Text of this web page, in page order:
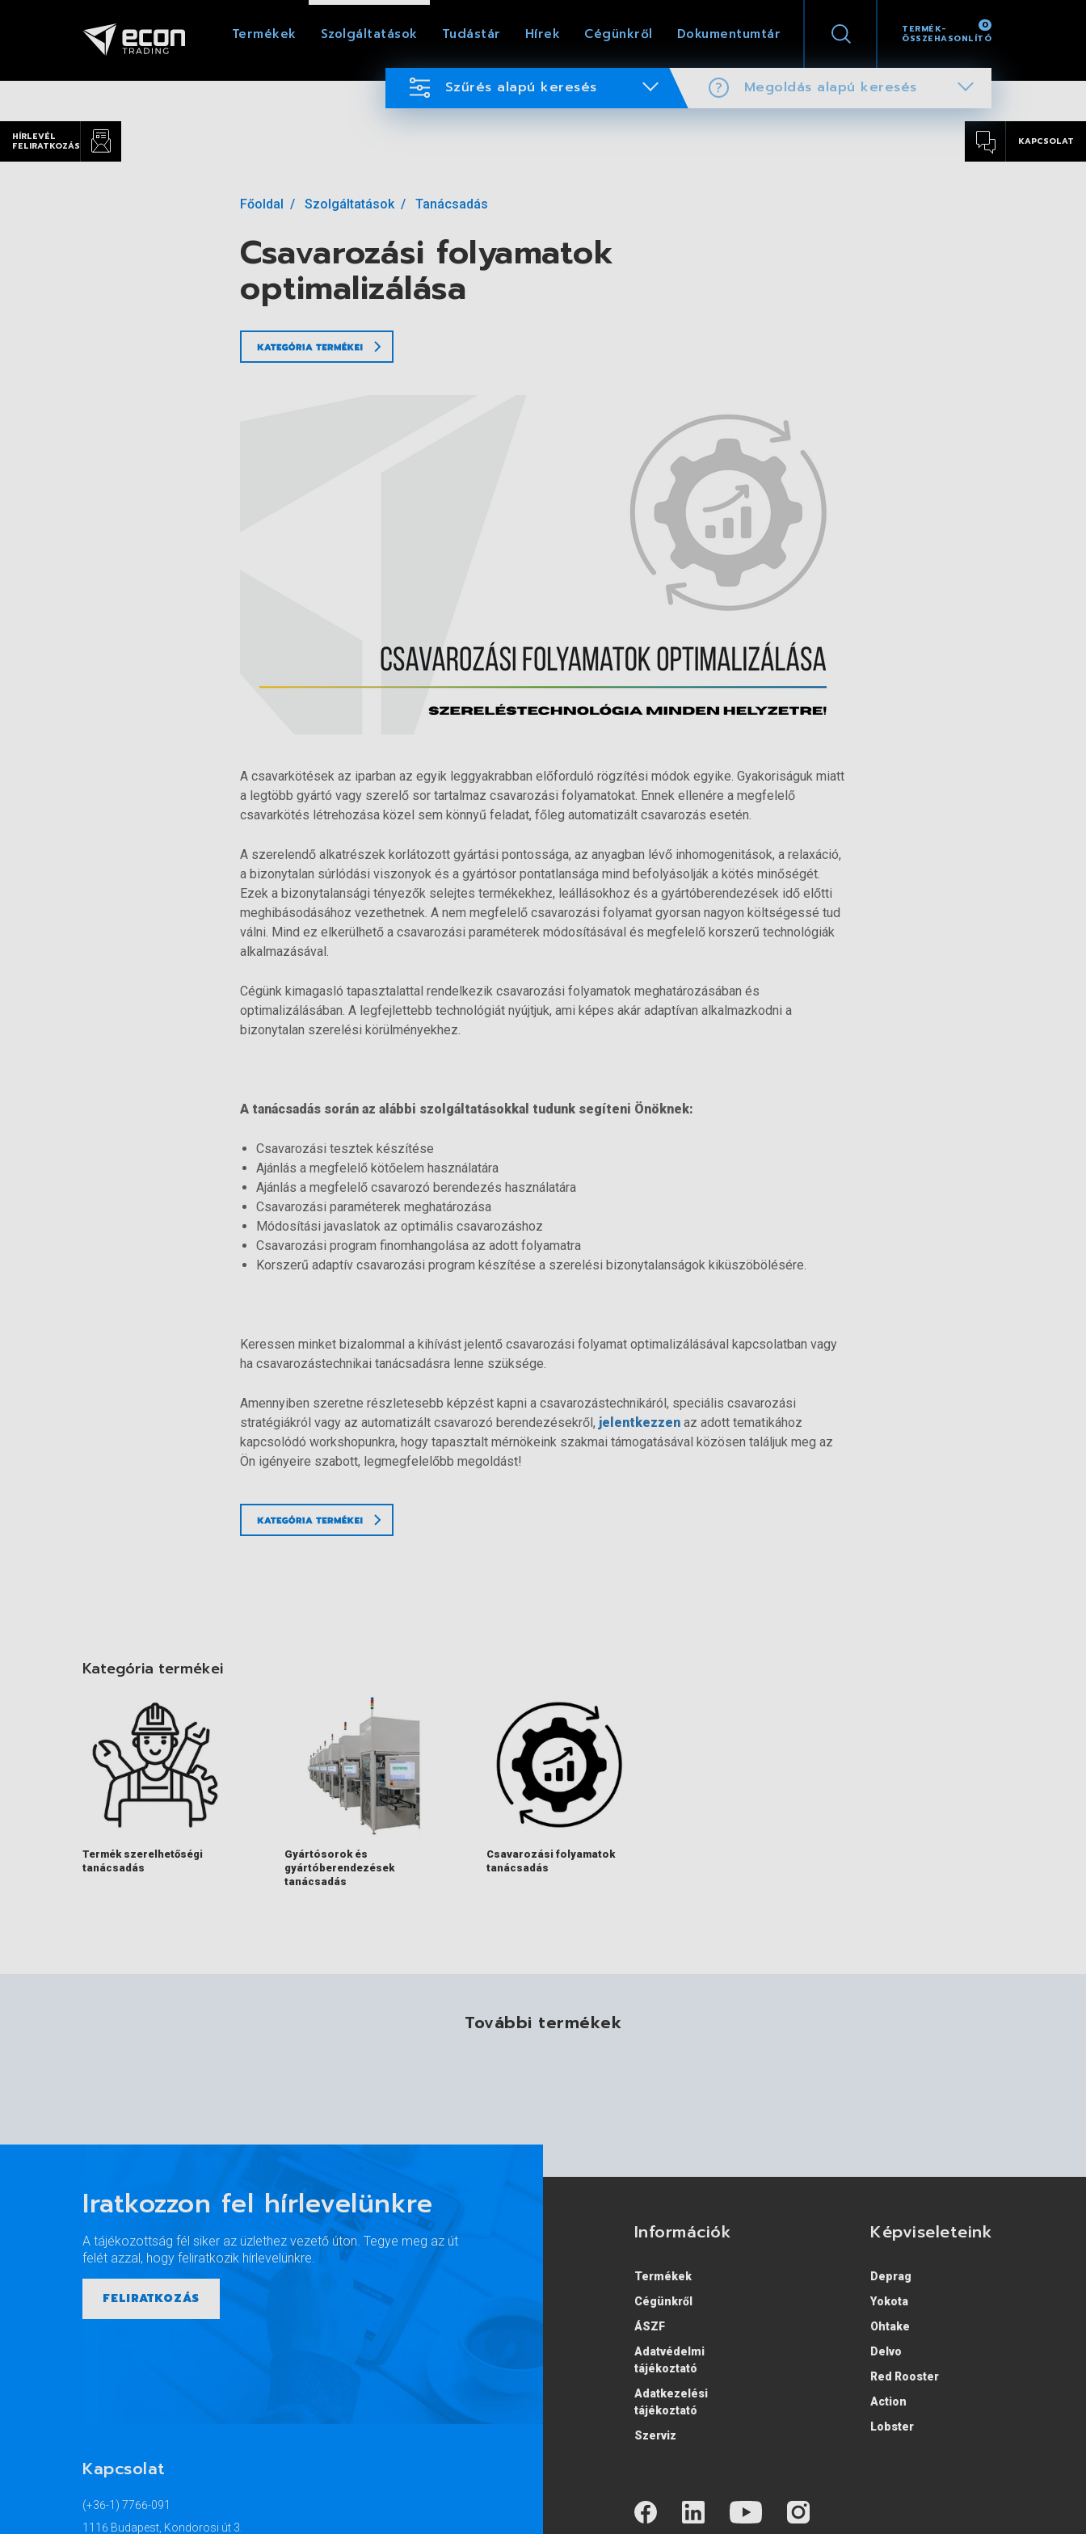
TERMÉK-
ÖSSZEHASONLÍTÓ
0
Termékek Szolgáltatások Tudástár Hírek Cégünkről Dokumentumtár
Szűrés alapú keresés Megoldás alapú keresés
HÍRLEVÉL
FELIRATKOZÁS
KAPCSOLAT
Főoldal Szolgáltatások Tanácsadás
Csavarozási folyamatok
optimalizálása
A csavarkötések az iparban az egyik leggyakrabban előforduló rögzítési módok egyike. Gyakoriságuk miatt
a legtöbb gyártó vagy szerelő sor tartalmaz csavarozási folyamatokat. Ennek ellenére a megfelelő
csavarkötés létrehozása közel sem könnyű feladat, főleg automatizált csavarozás esetén.
A szerelendő alkatrészek korlátozott gyártási pontossága, az anyagban lévő inhomogenitások, a relaxáció,
a bizonytalan súrlódási viszonyok és a gyártósor pontatlansága mind befolyásolják a kötés minőségét.
Ezek a bizonytalansági tényezők selejtes termékekhez, leállásokhoz és a gyártóberendezések idő előtti
meghibásodásához vezethetnek. A nem megfelelő csavarozási folyamat gyorsan nagyon költségessé tud
válni. Mind ez elkerülhető a csavarozási paraméterek módosításával és megfelelő korszerű technológiák
alkalmazásával.
Cégünk kimagasló tapasztalattal rendelkezik csavarozási folyamatok meghatározásában és
optimalizálásában. A legfejlettebb technológiát nyújtjuk, ami képes akár adaptívan alkalmazkodni a
bizonytalan szerelési körülményekhez.
A tanácsadás során az alábbi szolgáltatásokkal tudunk segíteni Önöknek:
Csavarozási tesztek készítése
Ajánlás a megfelelő kötőelem használatára
Ajánlás a megfelelő csavarozó berendezés használatára
Csavarozási paraméterek meghatározása
Módosítási javaslatok az optimális csavarozáshoz
Csavarozási program finomhangolása az adott folyamatra
Korszerű adaptív csavarozási program készítése a szerelési bizonytalanságok kiküszöbölésére.
Keressen minket bizalommal a kihívást jelentő csavarozási folyamat optimalizálásával kapcsolatban vagy
ha csavarozástechnikai tanácsadásra lenne szüksége.
Amennyiben szeretne részletesebb képzést kapni a csavarozástechnikáról, speciális csavarozási
stratégiákról vagy az automatizált csavarozó berendezésekről, jelentkezzen az adott tematikához
kapcsolódó workshopunkra, hogy tapasztalt mérnökeink szakmai támogatásával közösen találjuk meg az
Ön igényeire szabott, legmegfelelőbb megoldást!
Kategória termékei
Termék szerelhetőségi
tanácsadás
Gyártósorok és
gyártóberendezések
tanácsadás
Csavarozási folyamatok
tanácsadás
További termékek
Iratkozzon fel hírlevelünkre
A tájékozottság fél siker az üzlethez vezető úton. Tegye meg az út
felét azzal, hogy feliratkozik hírlevelünkre.
FELIRATKOZÁS
Kapcsolat
(+36-1) 7766-091
1116 Budapest, Kondorosi út 3.
Információk
Termékek
Cégünkről
ÁSZF
Adatvédelmi
tájékoztató
Adatkezelési
tájékoztató
Szerviz
Képviseleteink
Deprag
Yokota
Ohtake
Delvo
Red Rooster
Action
Lobster